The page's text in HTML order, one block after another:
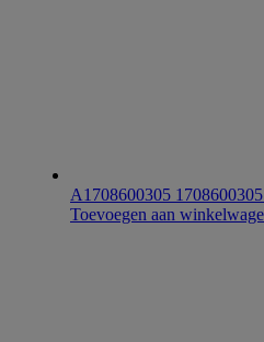
A1708600305
Toevoegen aan